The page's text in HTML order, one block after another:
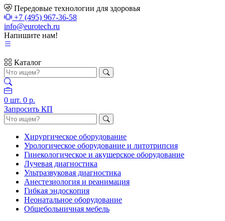
Передовые технологии для здоровья
+7 (495) 967-36-58
info@eurotech.ru
Напишите нам!
Каталог
0 шт. 0 р.
Запросить КП
Хирургическое оборудование
Урологическое оборудование и литотрипсия
Гинекологическое и акушерское оборудование
Лучевая диагностика
Ультразвуковая диагностика
Анестезиология и реанимация
Гибкая эндоскопия
Неонатальное оборудование
Общебольничная мебель